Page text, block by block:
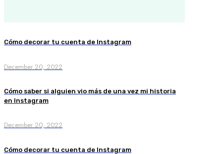
Cómo decorar tu cuenta de Instagram
December 20, 2022
Cómo saber si alguien vio más de una vez mi historia
en Instagram
December 20, 2022
Cómo decorar tu cuenta de Instagram